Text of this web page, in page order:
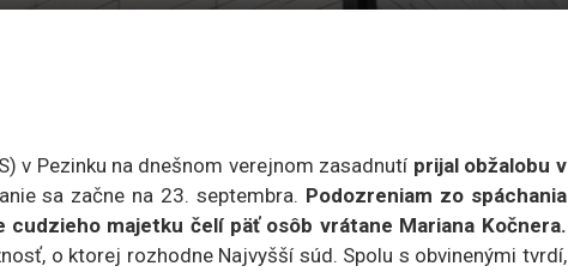
v Pezinku na dnešnom verejnom zasadnutí prijal obžalobu v
sa začne na 23. septembra. Podozreniam zo spáchania
majetku čelí päť osôb vrátane Mariana Kočnera.
o ktorej rozhodne Najvyšší súd. Spolu s obvinenými tvrdí,